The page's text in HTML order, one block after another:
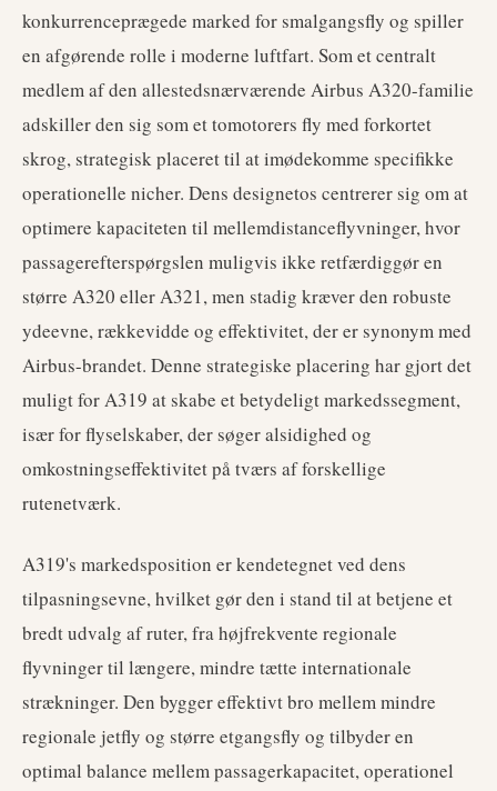
konkurrenceprægede marked for smalgangsfly og spiller
en afgørende rolle i moderne luftfart. Som et centralt
medlem af den allestedsnærværende Airbus A320-familie
adskiller den sig som et tomotorers fly med forkortet
skrog, strategisk placeret til at imødekomme specifikke
operationelle nicher. Dens designetos centrerer sig om at
optimere kapaciteten til mellemdistanceflyvninger, hvor
passagerefterspørgslen muligvis ikke retfærdiggør en
større A320 eller A321, men stadig kræver den robuste
ydeevne, rækkevidde og effektivitet, der er synonym med
Airbus-brandet. Denne strategiske placering har gjort det
muligt for A319 at skabe et betydeligt markedssegment,
især for flyselskaber, der søger alsidighed og
omkostningseffektivitet på tværs af forskellige
rutenetværk.
A319's markedsposition er kendetegnet ved dens
tilpasningsevne, hvilket gør den i stand til at betjene et
bredt udvalg af ruter, fra højfrekvente regionale
flyvninger til længere, mindre tætte internationale
strækninger. Den bygger effektivt bro mellem mindre
regionale jetfly og større etgangsfly og tilbyder en
optimal balance mellem passagerkapacitet, operationel